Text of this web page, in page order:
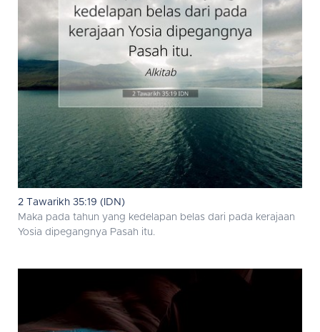
2 Tawarikh 35:19 (IDN)
Maka pada tahun yang kedelapan belas dari pada kerajaan
Yosia dipegangnya Pasah itu.